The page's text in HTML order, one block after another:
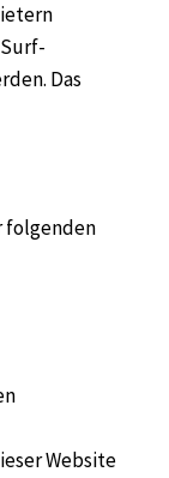
Das
folgenden
Website